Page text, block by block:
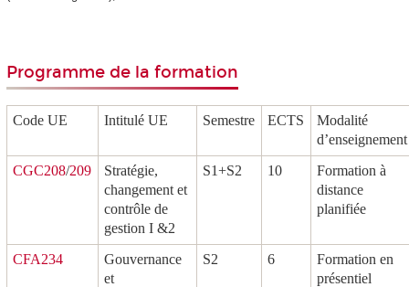
Programme de la formation
Code UE Intitulé UE Semestre ECTS
Modalité
d’enseignement
CGC208/209
Stratégie,
changement et
contrôle de
gestion I &2
S1+S2 10
Formation à
distance
planifiée
CFA234
Gouvernance
et
S2 6
Formation en
présentiel